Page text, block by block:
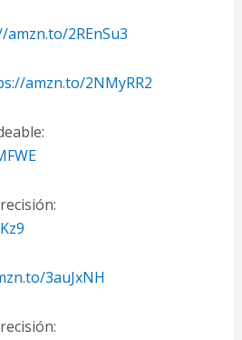
amzn.to/2REnSu3
amzn.to/2NMyRR2
3auJxNH